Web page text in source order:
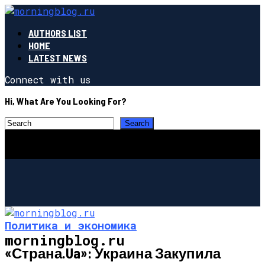
AUTHORS LIST
HOME
LATEST NEWS
Connect with us
Hi, What Are You Looking For?
morningblog.ru
Политика и экономика
«Страна.ua»: Украина Закупила